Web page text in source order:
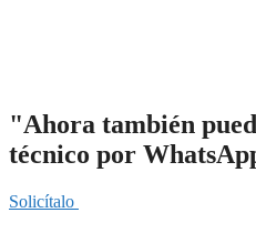
"Ahora también
técnico por
Solicítalo